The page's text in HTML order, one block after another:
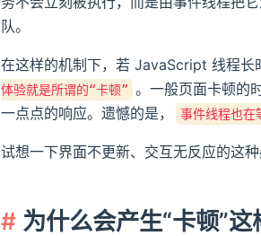
队。
在这样的机制下，若 JavaScript 线程长
体验就是所谓的“卡顿” 。一般页面卡顿的
一点点的响应。遗憾的是，
事件线程也
试想一下界面不更新、交互无反应的这
为什么会产生“卡顿”